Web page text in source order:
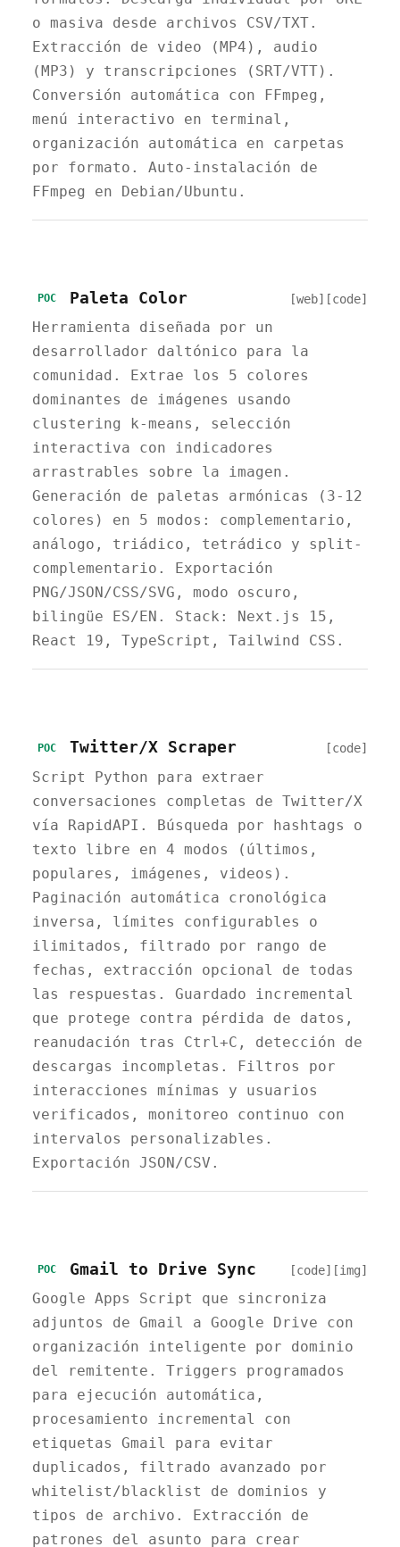
o masiva desde archivos CSV/TXT.
Extracción de video (MP4), audio
(MP3) y transcripciones (SRT/VTT).
Conversión automática con FFmpeg,
menú interactivo en terminal,
organización automática en carpetas
por formato. Auto-instalación de
FFmpeg en Debian/Ubuntu.
POC Paleta Color [web] [code]
Herramienta diseñada por un
desarrollador daltónico para la
comunidad. Extrae los 5 colores
dominantes de imágenes usando
clustering k-means, selección
interactiva con indicadores
arrastrables sobre la imagen.
Generación de paletas armónicas (3-12
colores) en 5 modos: complementario,
análogo, triádico, tetrádico y split-
complementario. Exportación
PNG/JSON/CSS/SVG, modo oscuro,
bilingüe ES/EN. Stack: Next.js 15,
React 19, TypeScript, Tailwind CSS.
POC Twitter/X Scraper [code]
Script Python para extraer
conversaciones completas de Twitter/X
vía RapidAPI. Búsqueda por hashtags o
texto libre en 4 modos (últimos,
populares, imágenes, videos).
Paginación automática cronológica
inversa, límites configurables o
ilimitados, filtrado por rango de
fechas, extracción opcional de todas
las respuestas. Guardado incremental
que protege contra pérdida de datos,
reanudación tras Ctrl+C, detección de
descargas incompletas. Filtros por
interacciones mínimas y usuarios
verificados, monitoreo continuo con
intervalos personalizables.
Exportación JSON/CSV.
POC Gmail to Drive Sync [code] [img]
Google Apps Script que sincroniza
adjuntos de Gmail a Google Drive con
organización inteligente por dominio
del remitente. Triggers programados
para ejecución automática,
procesamiento incremental con
etiquetas Gmail para evitar
duplicados, filtrado avanzado por
whitelist/blacklist de dominios y
tipos de archivo. Extracción de
patrones del asunto para crear